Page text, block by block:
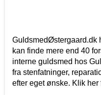
GuldsmedØstergaard.dk
kan finde mere end 40
interne guldsmed hos
fra stenfatninger,
efter eget ønske. Klik her